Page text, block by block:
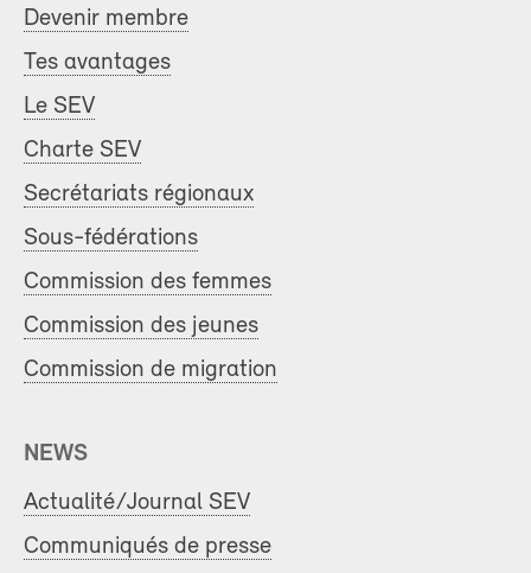
Devenir membre
Tes avantages
Le SEV
Charte SEV
Secrétariats régionaux
Sous-fédérations
Commission des femmes
Commission des jeunes
Commission de migration
NEWS
Actualité/Journal SEV
Communiqués de presse